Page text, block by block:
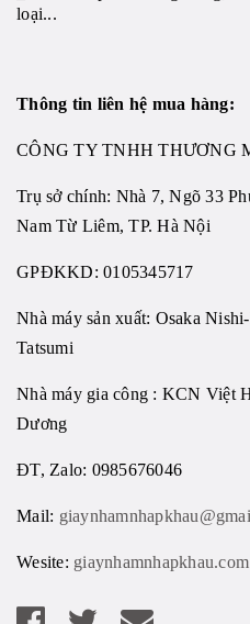
loại...
Thông tin liên hệ mua hàng:
CÔNG TY TNHH THƯƠNG
Trụ sở chính: Nhà 7, Ngõ 33
Nam Từ Liêm, TP. Hà Nội
GPĐKKD: 0105345717
Nhà máy sản xuất: Osaka
Tatsumi
Nhà máy gia công : KCN Việt
Dương
ĐT, Zalo: 0985676046
Mail:
Wesite: giaynhamnhapkhau.com